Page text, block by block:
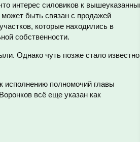
интерес силовиков к
может быть связан с продажей
которые находились в
собственности.
Однако чуть позже стало
исполнению полномочий главы
всё еще указан как